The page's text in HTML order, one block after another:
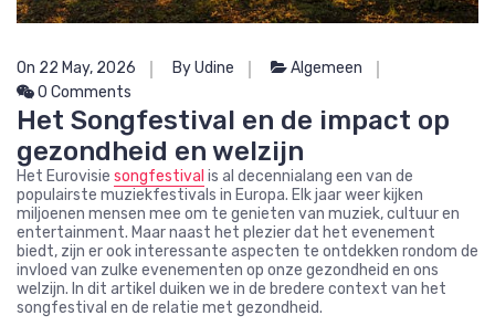
On 22 May, 2026 By Udine
Algemeen
0 Comments
Het Songfestival en de impact op
gezondheid en welzijn
Het Eurovisie songfestival is al decennialang een van de
populairste muziekfestivals in Europa. Elk jaar weer kijken
miljoenen mensen mee om te genieten van muziek, cultuur en
entertainment. Maar naast het plezier dat het evenement
biedt, zijn er ook interessante aspecten te ontdekken rondom de
invloed van zulke evenementen op onze gezondheid en ons
welzijn. In dit artikel duiken we in de bredere context van het
songfestival en de relatie met gezondheid.